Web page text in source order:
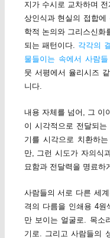
지가 수시로 교차하며
상인식과 현실의 접합
학적 논의와 그리스신화
되는 패턴이다. 각각의
물들이는 속에서 사람
뭇 서평에서 율리시즈
니다.
내용 자체를 넘어, 그 이
이 시각적으로 전달되
기를 시각으로 치환하
만, 그런 시도가 자의식
묘함과 전달력을 명료하
사람들의 서로 다른 세
격의 다름을 인쇄용 4원
만 보이는 얼굴로. 목소
기로. 그리고 사람들의